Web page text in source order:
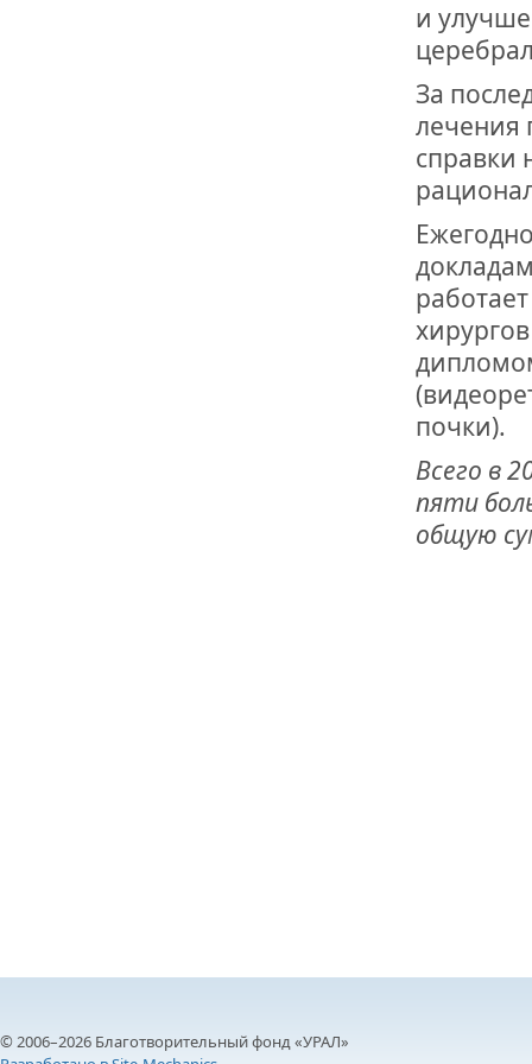
и
За
лечения
справки
почки).
Всего в
пяти
общую
© 2006–2026 Благотворительный фонд «УРАЛ»